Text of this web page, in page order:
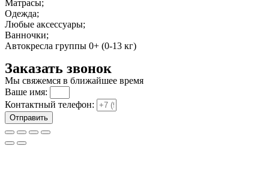
Матрасы;
Одежда;
Любые аксессуары;
Ванночки;
Автокресла группы 0+ (0-13 кг)
Заказать звонок
Мы свяжемся в ближайшее время
Ваше имя:
Контактный телефон:
Отправить